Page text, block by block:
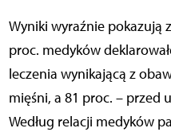
Wyniki wyraźnie pokazują
proc. medyków
leczenia wynikającą z
mięśni, a 81 proc. – przed
Według relacji medyków